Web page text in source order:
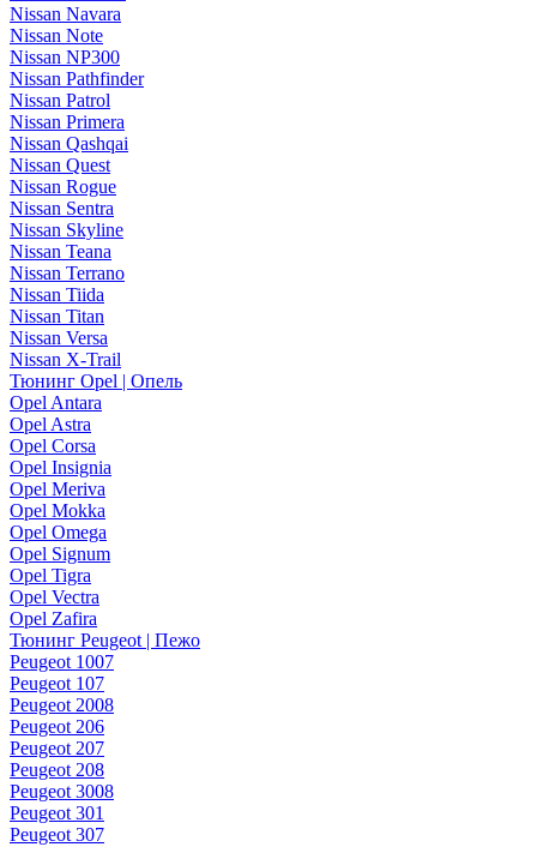
Nissan Navara
Nissan Note
Nissan NP300
Nissan Pathfinder
Nissan Patrol
Nissan Primera
Nissan Qashqai
Nissan Quest
Nissan Rogue
Nissan Sentra
Nissan Skyline
Nissan Teana
Nissan Terrano
Nissan Tiida
Nissan Titan
Nissan Versa
Nissan X-Trail
Тюнинг Opel | Опель
Opel Antara
Opel Astra
Opel Corsa
Opel Insignia
Opel Meriva
Opel Mokka
Opel Omega
Opel Signum
Opel Tigra
Opel Vectra
Opel Zafira
Тюнинг Peugeot | Пежо
Peugeot 1007
Peugeot 107
Peugeot 2008
Peugeot 206
Peugeot 207
Peugeot 208
Peugeot 3008
Peugeot 301
Peugeot 307